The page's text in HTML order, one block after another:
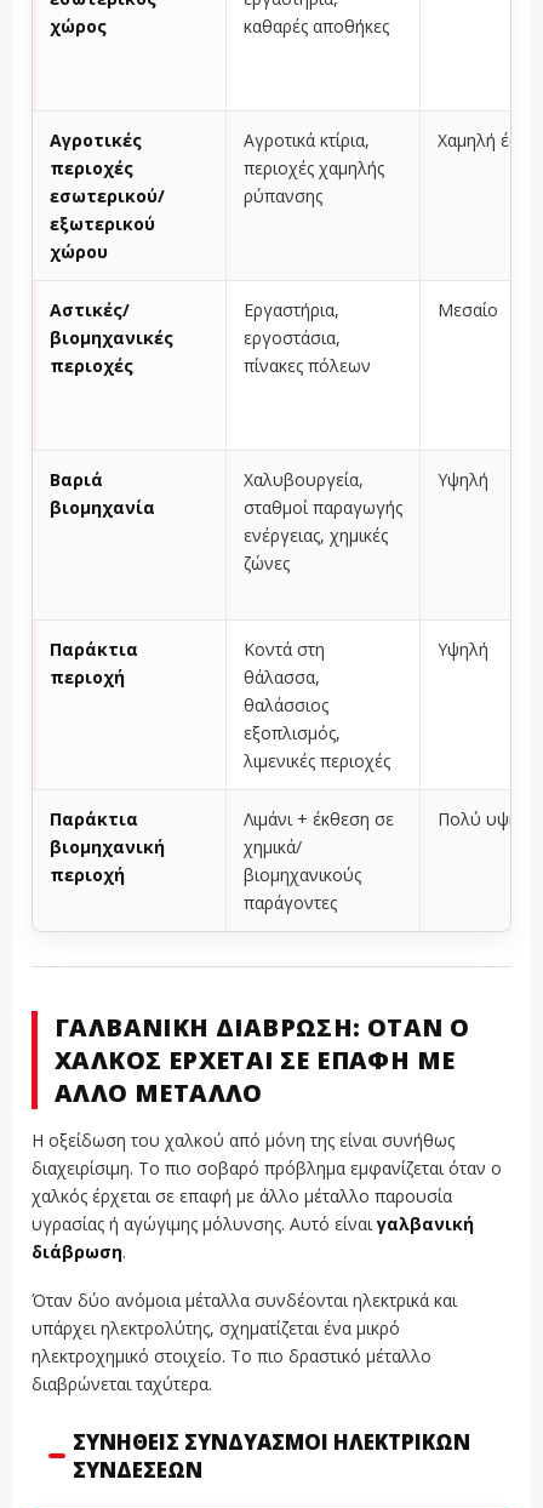
χώρος
καθαρές αποθήκες
Αγροτικές
περιοχές
εσωτερικού/
εξωτερικού
χώρου
Αγροτικά κτίρια,
περιοχές χαμηλής
ρύπανσης
Χαμηλή έως
Αστικές/
βιομηχανικές
περιοχές
Εργαστήρια,
εργοστάσια,
πίνακες πόλεων
Μεσαίο
Βαριά
βιομηχανία
Χαλυβουργεία,
σταθμοί παραγωγής
ενέργειας, χημικές
ζώνες
Υψηλή
Παράκτια
περιοχή
Κοντά στη
θάλασσα,
θαλάσσιος
εξοπλισμός,
λιμενικές περιοχές
Υψηλή
Παράκτια
βιομηχανική
περιοχή
Λιμάνι + έκθεση σε
χημικά/
βιομηχανικούς
παράγοντες
Πολύ υψηλή
ΓΑΛΒΑΝΙΚΉ ΔΙΆΒΡΩΣΗ: ΌΤΑΝ Ο
ΧΑΛΚΌΣ ΈΡΧΕΤΑΙ ΣΕ ΕΠΑΦΉ ΜΕ
ΆΛΛΟ ΜΈΤΑΛΛΟ
Η οξείδωση του χαλκού από μόνη της είναι συνήθως
διαχειρίσιμη. Το πιο σοβαρό πρόβλημα εμφανίζεται όταν ο
χαλκός έρχεται σε επαφή με άλλο μέταλλο παρουσία
υγρασίας ή αγώγιμης μόλυνσης. Αυτό είναιγαλβανική
διάβρωση.
Όταν δύο ανόμοια μέταλλα συνδέονται ηλεκτρικά και
υπάρχει ηλεκτρολύτης, σχηματίζεται ένα μικρό
ηλεκτροχημικό στοιχείο. Το πιο δραστικό μέταλλο
διαβρώνεται ταχύτερα.
ΣΥΝΉΘΕΙΣ ΣΥΝΔΥΑΣΜΟΊ ΗΛΕΚΤΡΙΚΏΝ
ΣΥΝΔΈΣΕΩΝ